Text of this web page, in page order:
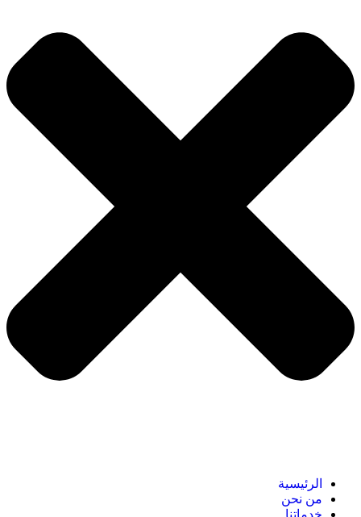
الرئيسية
من نحن
خدماتنا